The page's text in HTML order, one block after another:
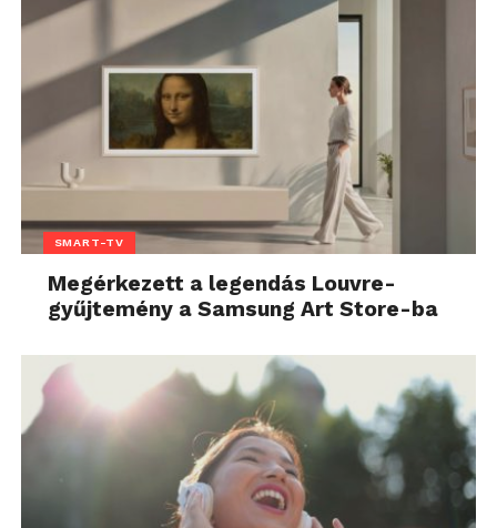
SMART-TV
Megérkezett a legendás Louvre-
gyűjtemény a Samsung Art Store-ba